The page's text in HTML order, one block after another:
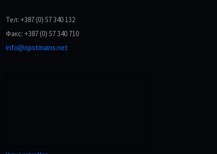
Тел: +387 (0) 57 340 132
Факс: +387 (0) 57 340 710
info@opstinains.net